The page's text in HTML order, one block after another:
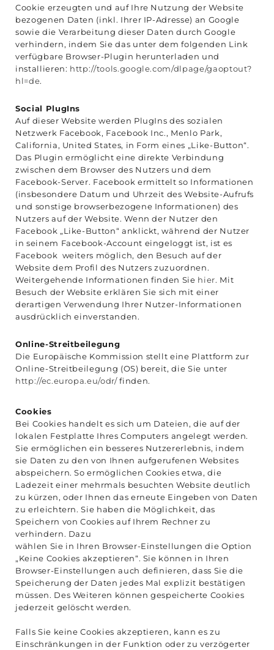
Cookie erzeugten und auf Ihre Nutzung der Website
bezogenen Daten (inkl. Ihrer IP-Adresse) an Google
sowie die Verarbeitung dieser Daten durch Google
verhindern, indem Sie das unter dem folgenden Link
verfügbare Browser-Plugin herunterladen und
installieren: http://tools.google.com/dlpage/gaoptout?
hl=de.
Social PlugIns
Auf dieser Website werden PlugIns des sozialen
Netzwerk Facebook, Facebook Inc., Menlo Park,
California, United States, in Form eines „Like-Button“.
Das Plugin ermöglicht eine direkte Verbindung
zwischen dem Browser des Nutzers und dem
Facebook-Server. Facebook ermittelt so Informationen
(insbesondere Datum und Uhrzeit des Website-Aufrufs
und sonstige browserbezogene Informationen) des
Nutzers auf der Website. Wenn der Nutzer den
Facebook „Like-Button“ anklickt, während der Nutzer
in seinem Facebook-Account eingeloggt ist, ist es
Facebook weiters möglich, den Besuch auf der
Website dem Profil des Nutzers zuzuordnen.
Weitergehende Informationen finden Sie hier. Mit
Besuch der Website erklären Sie sich mit einer
derartigen Verwendung Ihrer Nutzer-Informationen
ausdrücklich einverstanden.
Online-Streitbeilegung
Die Europäische Kommission stellt eine Plattform zur
Online-Streitbeilegung (OS) bereit, die Sie unter
http://ec.europa.eu/odr/finden.
Cookies
Bei Cookies handelt es sich um Dateien, die auf der
lokalen Festplatte Ihres Computers angelegt werden.
Sie ermöglichen ein besseres Nutzererlebnis, indem
sie Daten zu den von Ihnen aufgerufenen Websites
abspeichern. So ermöglichen Cookies etwa, die
Ladezeit einer mehrmals besuchten Website deutlich
zu kürzen, oder Ihnen das erneute Eingeben von Daten
zu erleichtern. Sie haben die Möglichkeit, das
Speichern von Cookies auf Ihrem Rechner zu
verhindern. Dazu
wählen Sie in Ihren Browser-Einstellungen die Option
„Keine Cookies akzeptieren“. Sie können in Ihren
Browser-Einstellungen auch definieren, dass Sie die
Speicherung der Daten jedes Mal explizit bestätigen
müssen. Des Weiteren können gespeicherte Cookies
jederzeit gelöscht werden.
Falls Sie keine Cookies akzeptieren, kann es zu
Einschränkungen in der Funktion oder zu verzögerter